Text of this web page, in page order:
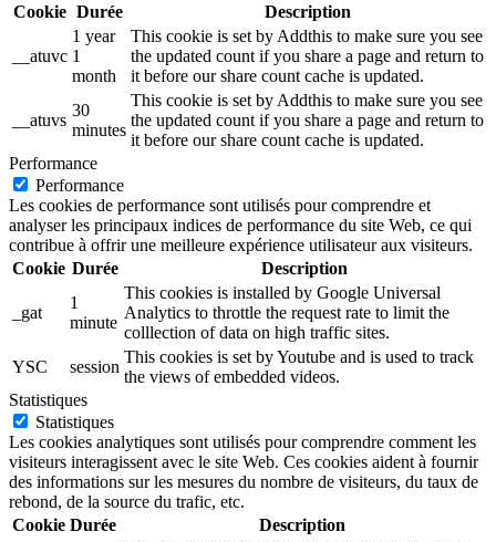
Cookie Durée Description
__atuvc
1 year
1
month
This cookie is set by Addthis to make sure you see
the updated count if you share a page and return to
it before our share count cache is updated.
__atuvs
30
minutes
This cookie is set by Addthis to make sure you see
the updated count if you share a page and return to
it before our share count cache is updated.
Performance
Performance
Les cookies de performance sont utilisés pour comprendre et
analyser les principaux indices de performance du site Web, ce qui
contribue à offrir une meilleure expérience utilisateur aux visiteurs.
Cookie Durée Description
_gat
1
minute
This cookies is installed by Google Universal
Analytics to throttle the request rate to limit the
colllection of data on high traffic sites.
YSC
session
This cookies is set by Youtube and is used to track
the views of embedded videos.
Statistiques
Statistiques
Les cookies analytiques sont utilisés pour comprendre comment les
visiteurs interagissent avec le site Web. Ces cookies aident à fournir
des informations sur les mesures du nombre de visiteurs, du taux de
rebond, de la source du trafic, etc.
Cookie Durée Description